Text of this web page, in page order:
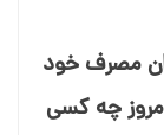
مصرف خود
چه کسی